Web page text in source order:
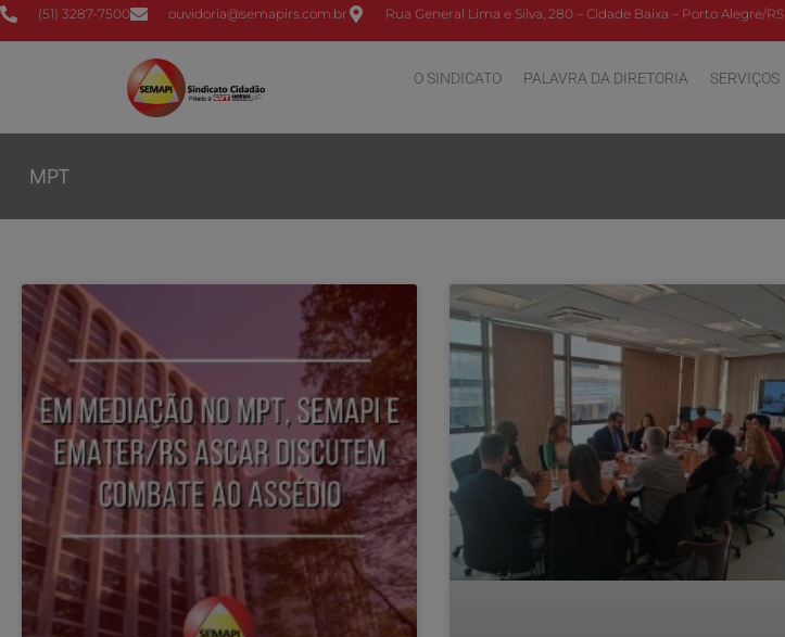
(51) 3287-7500 ouvidoria@semapirs.com.br Rua General Lima e Silva, 280 – Cidade Baixa – Porto Alegre/RS
O SINDICATO PALAVRA DA DIRETORIA SERVIÇOS
MPT